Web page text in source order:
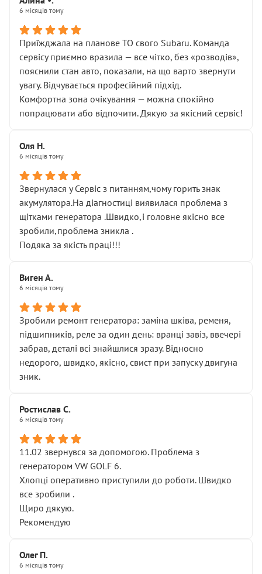
6 місяців тому
Приїжджала на планове ТО свого Subaru. Команда
сервісу приємно вразила — все чітко, без «розводів»,
пояснили стан авто, показали, на що варто звернути
увагу. Відчувається професійний підхід.
Комфортна зона очікування — можна спокійно
попрацювати або відпочити. Дякую за якісний сервіс!
Оля Н.
6 місяців тому
Звернулася у Сервіс з питанням,чому горить знак
акумулятора.На діагностиці виявилася проблема з
щітками генератора .Швидко,і головне якісно все
зробили,проблема зникла .
Подяка за якість праці!!!
Виген А.
6 місяців тому
Зробили ремонт генератора: заміна шківа, ременя,
підшипників, реле за один день: вранці завіз, ввечері
забрав, деталі всі знайшлися зразу. Відносно
недорого, швидко, якісно, свист при запуску двигуна
зник.
Ростислав С.
6 місяців тому
11.02 звернувся за допомогою. Проблема з
генератором VW GOLF 6.
Хлопці оперативно приступили до роботи. Швидко
все зробили .
Щиро дякую.
Рекомендую
Олег П.
6 місяців тому